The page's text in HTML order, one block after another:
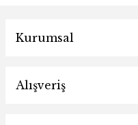
Kurumsal
Alışveriş